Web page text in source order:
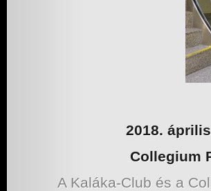
2018.
Collegium
A Kaláka-Club és a